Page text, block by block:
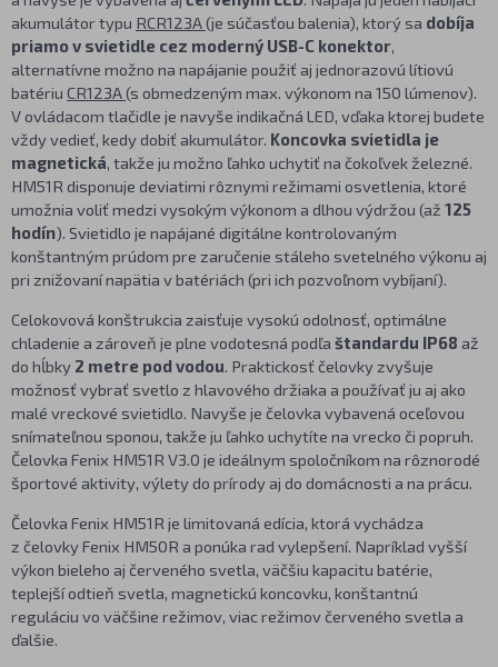
akumulátor typu RCR123A(je súčasťou balenia), ktorý sa dobíja
priamo v svietidle cez moderný USB-C konektor,
alternatívne možno na napájanie použiť aj jednorazovú lítiovú
batériu CR123A(s obmedzeným max. výkonom na 150 lúmenov).
V ovládacom tlačidle je navyše indikačná LED, vďaka ktorej budete
vždy vedieť, kedy dobiť akumulátor. Koncovka svietidla je
magnetická, takže ju možno ľahko uchytiť na čokoľvek železné.
HM51R disponuje deviatimi rôznymi režimami osvetlenia, ktoré
umožnia voliť medzi vysokým výkonom a dlhou výdržou (až 125
hodín). Svietidlo je napájané digitálne kontrolovaným
konštantným prúdom pre zaručenie stáleho svetelného výkonu aj
pri znižovaní napätia v batériách (pri ich pozvoľnom vybíjaní).
Celokovová konštrukcia zaisťuje vysokú odolnosť, optimálne
chladenie a zároveň je plne vodotesná podľa štandardu IP68 až
do hĺbky 2 metre pod vodou. Praktickosť čelovky zvyšuje
možnosť vybrať svetlo z hlavového držiaka a používať ju aj ako
malé vreckové svietidlo. Navyše je čelovka vybavená oceľovou
snímateľnou sponou, takže ju ľahko uchytíte na vrecko či popruh.
Čelovka Fenix HM51R V3.0 je ideálnym spoločníkom na rôznorodé
športové aktivity, výlety do prírody aj do domácnosti a na prácu.
Čelovka Fenix HM51R je limitovaná edícia, ktorá vychádza
z čelovky Fenix HM50R a ponúka rad vylepšení. Napríklad vyšší
výkon bieleho aj červeného svetla, väčšiu kapacitu batérie,
teplejší odtieň svetla, magnetickú koncovku, konštantnú
reguláciu vo väčšine režimov, viac režimov červeného svetla a
ďalšie.